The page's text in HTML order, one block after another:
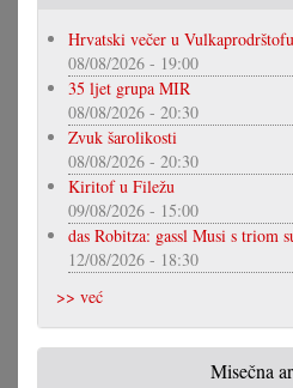
Hrvatski večer u
08/08/2026 - 19:00
35 ljet grupa MIR
08/08/2026 - 20:30
Zvuk šarolikosti
08/08/2026 - 20:30
Kiritof u Filežu
09/08/2026 - 15:00
das Robitza: gassl Musi s triom
12/08/2026 - 18:30
>> već
Misečna